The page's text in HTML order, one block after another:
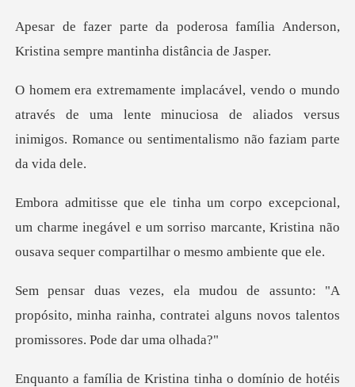
a família Anderson,
Kristina sem
és de uma lente minuciosa de aliados versus
inimigos. Ro
um charme inegável e um sorriso marcante, Kristina nã
A
propósito, minha rainha, contratei alguns no
ínio de hotéis